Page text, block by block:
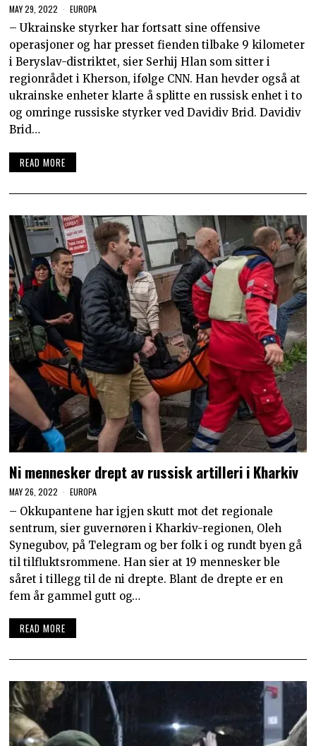
MAY 29, 2022 EUROPA
– Ukrainske styrker har fortsatt sine offensive
operasjoner og har presset fienden tilbake 9 kilometer
i Beryslav-distriktet, sier Serhij Hlan som sitter i
regionrådet i Kherson, ifølge CNN. Han hevder også at
ukrainske enheter klarte å splitte en russisk enhet i to
og omringe russiske styrker ved Davidiv Brid. Davidiv
Brid…
READ MORE
Ni mennesker drept av russisk artilleri i Kharkiv
MAY 26, 2022 EUROPA
– Okkupantene har igjen skutt mot det regionale
sentrum, sier guvernøren i Kharkiv-regionen, Oleh
Synegubov, på Telegram og ber folk i og rundt byen gå
til tilfluktsrommene. Han sier at 19 mennesker ble
såret i tillegg til de ni drepte. Blant de drepte er en
fem år gammel gutt og…
READ MORE